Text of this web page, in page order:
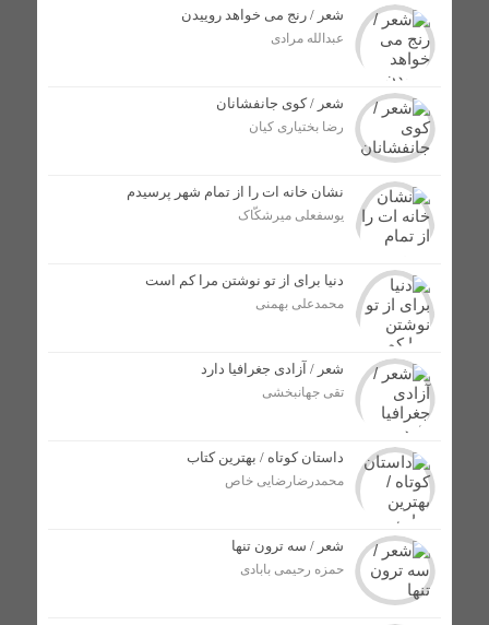
شهدای اقتدار، نمایش عزت جمهوری اسلامی بود
تومان در لالی آغاز شد
تکمیل طرح آبرسانی روستای گچ‌کرسا شهرستان لالی در انتظار
مراسم اهدای اسناد مالکیت منازل مسکونی شهروندان لالی
پایان دهه‌ها معضل مالکیت منازل مسکونی؛ گام بزرگ برای
سنددار شدن مردم لالی
رضا داوودی به عنوان مدیر جدید شرکت توزیع برق در
شهرستان لالی منصوب شد /اعتراض فرماندار به انتصاب بدون
هماهنگی
شهرستان لالی + تصاویر
انتصاب فرمانده جدید نیروی انتظامی شهرستان لالی /
شعر / رنج می خواهد روییدن
عبدالله مرادی
شعر / کوی جانفشانان
رضا بختیاری کیان
نشان خانه ات را از تمام شهر پرسیدم
یوسفعلی میرشکّاک
دنیا برای از تو نوشتن مرا کم است
محمدعلی بهمنی
شعر / آزادی جغرافیا دارد
تقی جهانبخشی
داستان کوتاه / بهترین کتاب
محمدرضارضایی خاص
شعر / سه ترون تنها
حمزه رحیمی بابادی